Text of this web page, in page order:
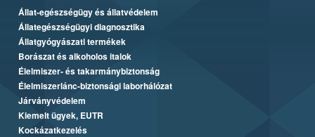
Állat-egészségügy és állatvédelem
Állategészségügyi diagnosztika
Állatgyógyászati termékek
Borászat és alkoholos italok
Élelmiszer- és takarmánybiztonság
Élelmiszerlánc-biztonsági laborhálózat
Járványvédelem
Kiemelt ügyek, EUTR
Kockázatkezelés